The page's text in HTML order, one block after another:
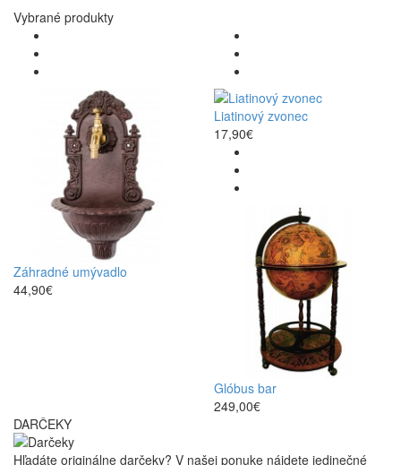
Vybrané produkty
Záhradné umývadlo
44,90€
Liatinový zvonec
17,90€
Glóbus bar
249,00€
DARČEKY
Hľadáte originálne darčeky? V našej ponuke nájdete jedinečné